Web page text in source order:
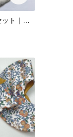
【保育園エプロン】3枚セット｜ふわふわ素材｜入園準備・洗い替えに◎｜シンプルデザイン｜お食事エプロン